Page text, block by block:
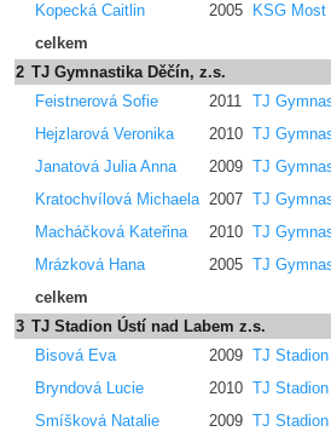
Kopecká Caitlin
2005 KSG Most
celkem
2 TJ Gymnastika Děčín, z.s.
Feistnerová Sofie
2011 TJ
Hejzlarová Veronika
2010 TJ
Janatová Julia Anna
2009 TJ
Kratochvílová Michaela 2007 TJ
Macháčková Kateřina
2010 TJ
Mrázková Hana
2005 TJ
celkem
3 TJ Stadion Ústí nad Labem z.s.
Bisová Eva
2009 TJ
Bryndová Lucie
2010 TJ
Smíšková Natalie
2009 TJ